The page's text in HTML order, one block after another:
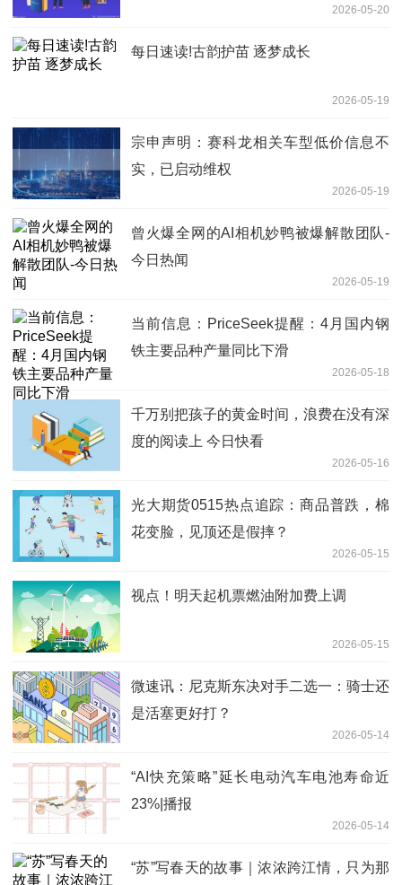
2026-05-20
每日速读!古韵护苗 逐梦成长
2026-05-19
宗申声明：赛科龙相关车型低价信息不
实，已启动维权
2026-05-19
曾火爆全网的AI相机妙鸭被爆解散团队-
今日热闻
2026-05-19
当前信息：PriceSeek提醒：4月国内钢
铁主要品种产量同比下滑
2026-05-18
千万别把孩子的黄金时间，浪费在没有深
度的阅读上 今日快看
2026-05-16
光大期货0515热点追踪：商品普跌，棉
花变脸，见顶还是假摔？
2026-05-15
视点！明天起机票燃油附加费上调
2026-05-15
微速讯：尼克斯东决对手二选一：骑士还
是活塞更好打？
2026-05-14
“AI快充策略”延长电动汽车电池寿命近
23%|播报
2026-05-14
“苏”写春天的故事｜浓浓跨江情，只为那